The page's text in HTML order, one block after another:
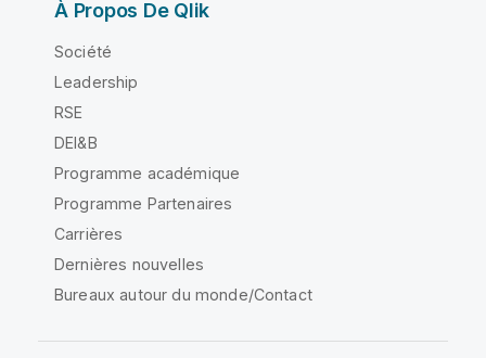
À Propos De Qlik
Société
Leadership
RSE
DEI&B
Programme académique
Programme Partenaires
Carrières
Dernières nouvelles
Bureaux autour du monde/Contact